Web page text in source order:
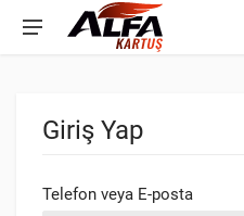
Giriş Yap
Telefon veya E-posta